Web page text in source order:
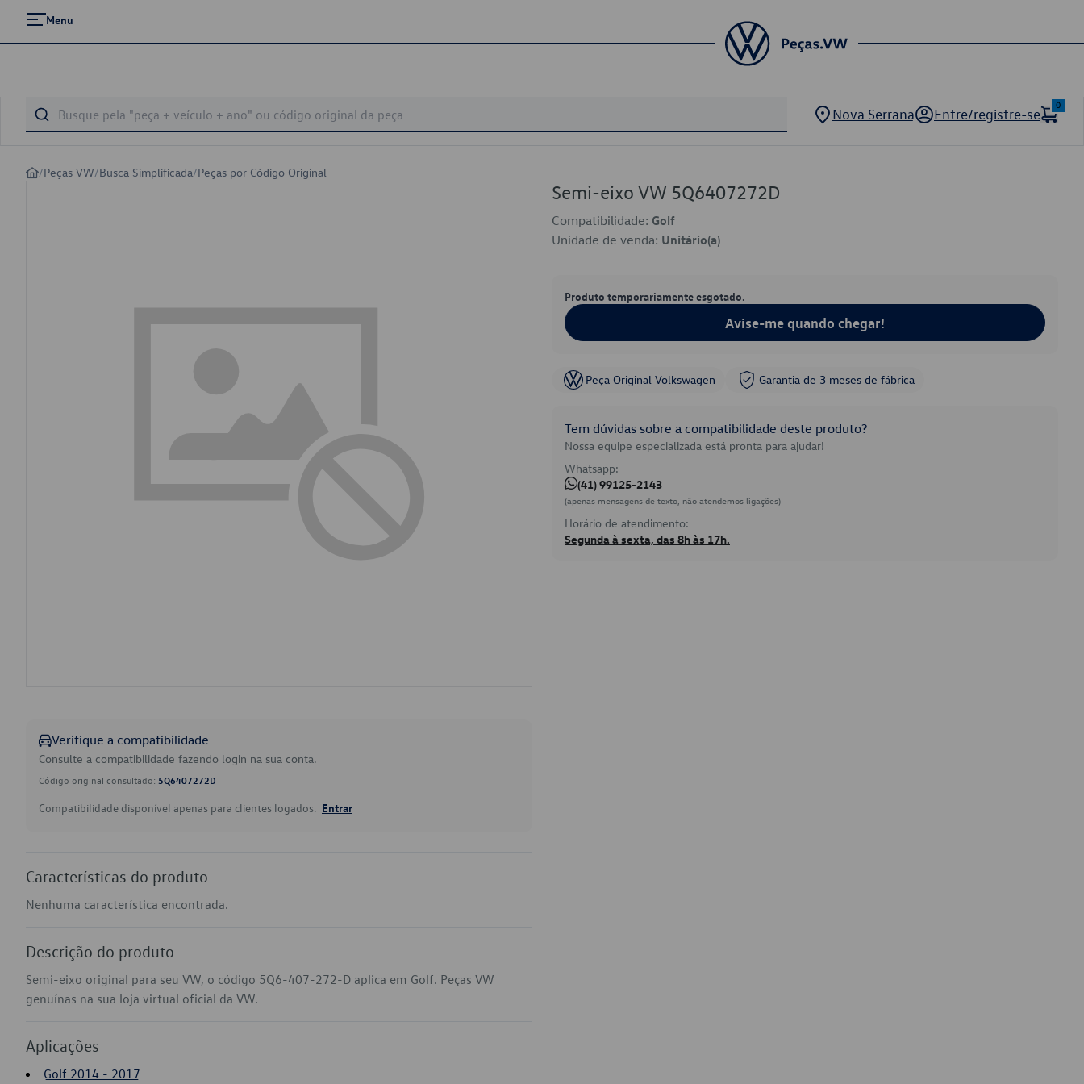
Menu
Nova Serrana Entre/registre-se
0
/Peças VW/Busca Simplificada/Peças por Código Original
Verifique a compatibilidade
Consulte a compatibilidade fazendo login na sua conta.
Código original consultado: 5Q6407272D
Compatibilidade disponível apenas para clientes logados. Entrar
Características do produto
Nenhuma característica encontrada.
Descrição do produto
Semi-eixo original para seu VW, o código 5Q6-407-272-D aplica em Golf. Peças VW
genuínas na sua loja virtual oficial da VW.
Aplicações
Golf 2014 - 2017
Semi-eixo VW 5Q6407272D
Compatibilidade: Golf
Unidade de venda: Unitário(a)
Produto temporariamente esgotado.
Avise-me quando chegar!
Peça Original Volkswagen Garantia de 3 meses de fábrica
Tem dúvidas sobre a compatibilidade deste produto?
Nossa equipe especializada está pronta para ajudar!
Whatsapp:
(41) 99125-2143
(apenas mensagens de texto, não atendemos ligações)
Horário de atendimento:
Segunda à sexta, das 8h às 17h.